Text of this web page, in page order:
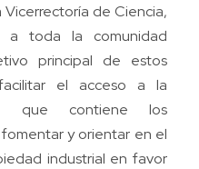
de Ciencia,
a toda la comunidad
principal de estos
el acceso a la
que contiene los
y orientar en el
industrial en favor